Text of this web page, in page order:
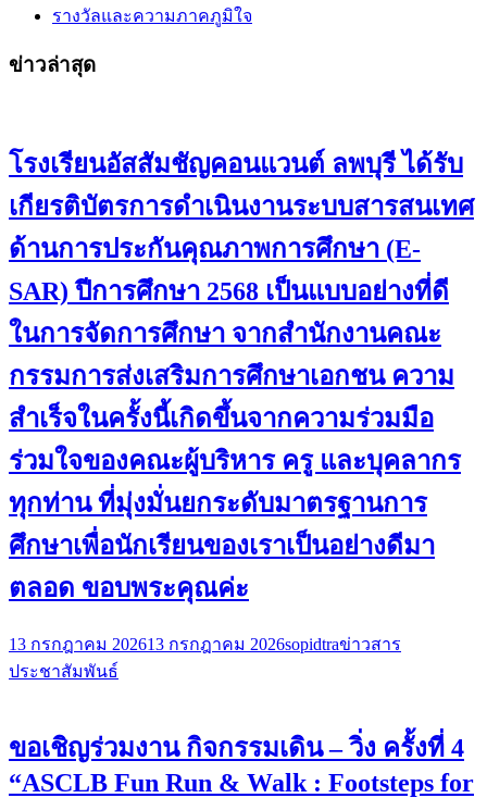
รางวัลและความภาคภูมิใจ
ข่าวล่าสุด
โรงเรียนอัสสัมชัญคอนแวนต์ ลพบุรี ได้รับ
เกียรติบัตรการดำเนินงานระบบสารสนเทศ
ด้านการประกันคุณภาพการศึกษา (E-
SAR) ปีการศึกษา 2568 เป็นแบบอย่างที่ดี
ในการจัดการศึกษา จากสำนักงานคณะ
กรรมการส่งเสริมการศึกษาเอกชน ความ
สำเร็จในครั้งนี้เกิดขึ้นจากความร่วมมือ
ร่วมใจของคณะผู้บริหาร ครู และบุคลากร
ทุกท่าน ที่มุ่งมั่นยกระดับมาตรฐานการ
ศึกษาเพื่อนักเรียนของเราเป็นอย่างดีมา
ตลอด ขอบพระคุณค่ะ
13 กรกฎาคม 202613 กรกฎาคม 2026sopidtraข่าวสาร
ประชาสัมพันธ์
ขอเชิญร่วมงาน กิจกรรมเดิน – วิ่ง ครั้งที่ 4
“ASCLB Fun Run & Walk : Footsteps for